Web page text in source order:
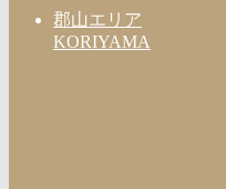
郡山エリア
KORIYAMA